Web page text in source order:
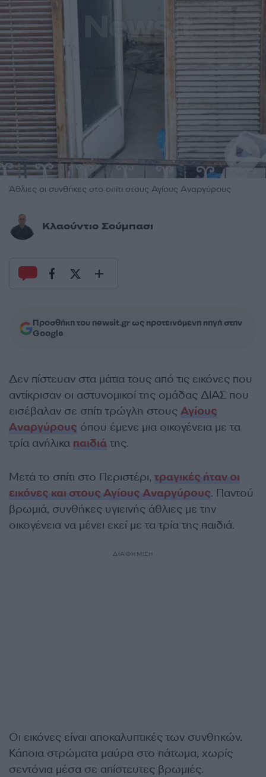
Άθλιες οι συνθήκες στο σπίτι στους Αγίους Αναργύρους
Κλαούντιο Σούμπασι
Προσθήκη του newsit.gr ως προτεινόμενη πηγή στην
Google
Δεν πίστευαν στα μάτια τους από τις εικόνες που
αντίκρισαν οι αστυνομικοί της ομάδας ΔΙΑΣ που
εισέβαλαν σε σπίτι τρώγλη στους Αγίους
Αναργύρους όπου έμενε μια οικογένεια με τα
τρία ανήλικα παιδιά της.
Μετά το σπίτι στο Περιστέρι, τραγικές ήταν οι
εικόνες και στους Αγίους Αναργύρους. Παντού
βρωμιά, συνθήκες υγιεινής άθλιες με την
οικογένεια να μένει εκεί με τα τρία της παιδιά.
ΔΙΑΦΗΜΙΣΗ
Οι εικόνες είναι αποκαλυπτικές των συνθηκών.
Κάποια στρώματα μαύρα στο πάτωμα, χωρίς
σεντόνια μέσα σε απίστευτες βρωμιές.